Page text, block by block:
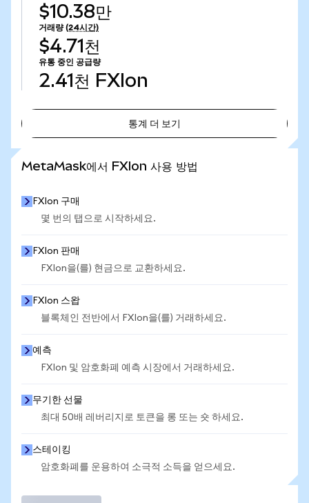
$10.38만
거래량 (24시간)
$4.71천
유통 중인 공급량
2.41천 FXIon
통계 더 보기
MetaMask에서 FXIon 사용 방법
FXIon 구매
몇 번의 탭으로 시작하세요.
FXIon 판매
FXIon을(를) 현금으로 교환하세요.
FXIon 스왑
블록체인 전반에서 FXIon을(를) 거래하세요.
예측
FXIon 및 암호화폐 예측 시장에서 거래하세요.
무기한 선물
최대 50배 레버리지로 토큰을 롱 또는 숏 하세요.
스테이킹
암호화폐를 운용하여 소극적 소득을 얻으세요.